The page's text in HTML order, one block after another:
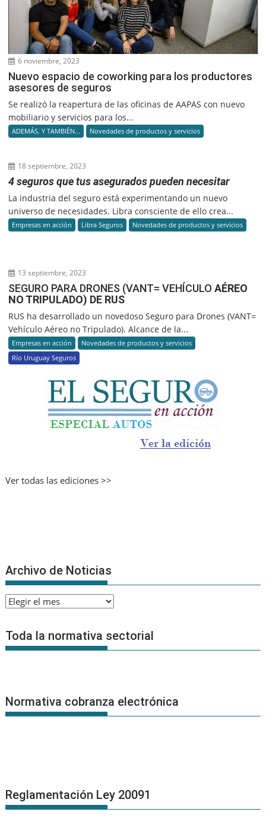
6 noviembre, 2023
Nuevo espacio de coworking para los productores
asesores de seguros
Se realizó la reapertura de las oficinas de AAPAS con nuevo
mobiliario y servicios para los...
ADEMÁS. Y TAMBIÉN... Novedades de productos y servicios
18 septiembre, 2023
4 seguros que tus asegurados pueden necesitar
La industria del seguro está experimentando un nuevo
universo de necesidades. Libra consciente de ello crea...
Empresas en acción Libra Seguros Novedades de productos y servicios
13 septiembre, 2023
SEGURO PARA DRONES (VANT= VEHÍCULOAÉREO
NO TRIPULADO) DE RUS
RUS ha desarrollado un novedoso Seguro para Drones (VANT=
Vehículo Aéreo no Tripulado). Alcance de la...
Empresas en acción
Novedades de productos y servicios
Río Uruguay Seguros
Ver todas las ediciones >>
Archivo de Noticias
Archivo
Noticias
Toda la normativa sectorial
Normativa cobranza electrónica
Reglamentación Ley 20091